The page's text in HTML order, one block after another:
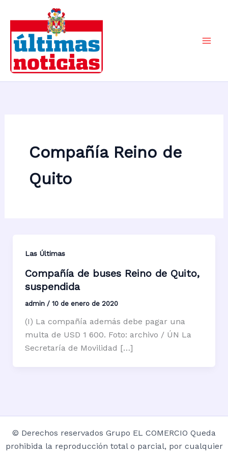
contenido
Compañía Reino de
Quito
Las Últimas
Compañía de buses Reino de Quito,
suspendida
admin / 10 de enero de 2020
(I) La compañía además debe pagar una
multa de USD 1 600. Foto: archivo / ÚN La
Secretaría de Movilidad […]
© Derechos reservados Grupo EL COMERCIO Queda
prohibida la reproducción total o parcial, por cualquier